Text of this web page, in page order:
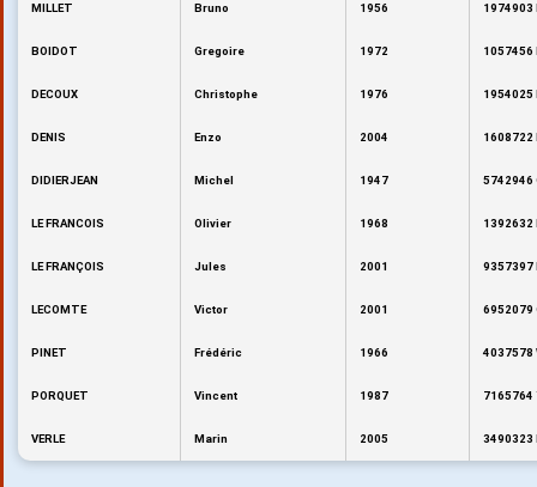
MILLET Bruno 1956 1974903
BOIDOT Gregoire 1972 1057456
DECOUX Christophe 1976 1954025
DENIS Enzo 2004 1608722
DIDIERJEAN Michel 1947 5742946
LE FRANCOIS Olivier 1968 1392632
LE FRANÇOIS Jules 2001 9357397
LECOMTE Victor 2001 6952079
PINET Frédéric 1966 4037578
PORQUET Vincent 1987 7165764
VERLE Marin 2005 3490323